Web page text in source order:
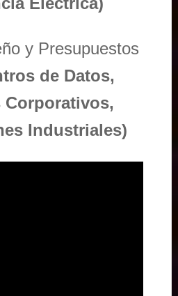
y Presupuestos
de Datos,
Industriales)